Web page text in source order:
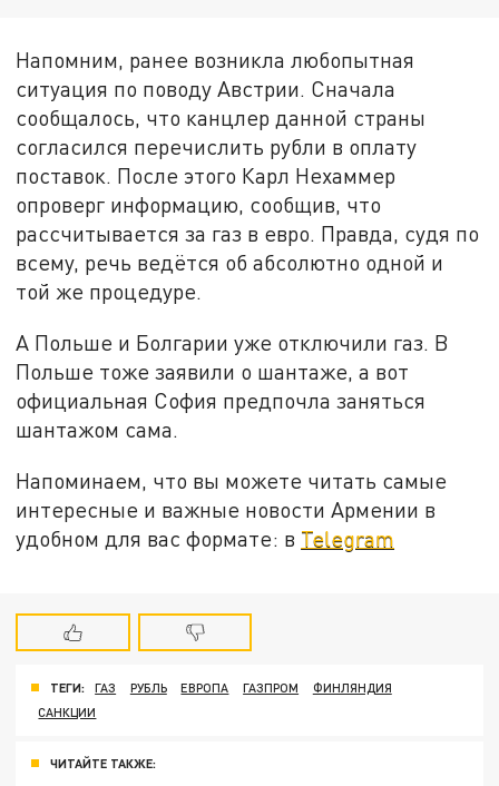
Напомним, ранее возникла любопытная
ситуация по поводу Австрии. Сначала
сообщалось, что канцлер данной страны
согласился перечислить рубли в оплату
поставок. После этого Карл Нехаммер
опроверг информацию, сообщив, что
рассчитывается за газ в евро. Правда, судя по
всему, речь ведётся об абсолютно одной и
той же процедуре.
А Польше и Болгарии уже отключили газ. В
Польше тоже заявили о шантаже, а вот
официальная София предпочла заняться
шантажом сама.
Напоминаем, что вы можете читать самые
интересные и важные новости Армении в
удобном для вас формате: в Telegram
ТЕГИ: ГАЗ РУБЛЬ ЕВРОПА ГАЗПРОМ
ФИНЛЯНДИЯ
САНКЦИИ
ЧИТАЙТЕ ТАКЖЕ: